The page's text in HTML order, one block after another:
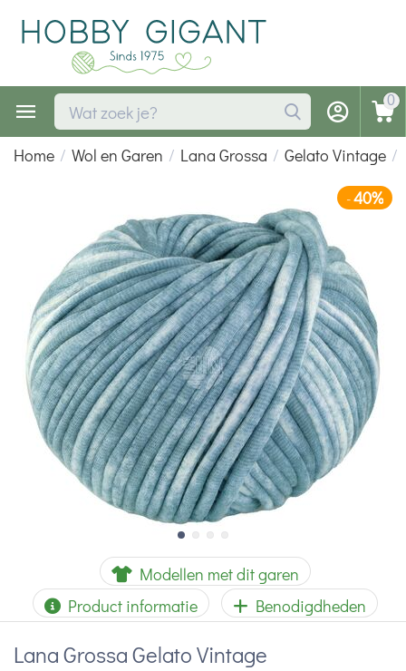
0
Home / Wol en Garen / Lana Grossa / Gelato Vintage /
-40%
Modellen met dit garen
Product informatie
Benodigdheden
Lana Grossa Gelato Vintage